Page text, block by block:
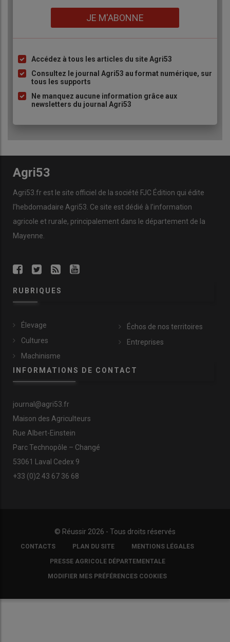
JE M'ABONNE
Liste
à
puce
Accédez à tous les articles du site Agri53
Consultez le journal Agri53 au format numérique, sur
tous les supports
Ne manquez aucune information grâce aux
newsletters du journal Agri53
Agri53
Agri53.fr est le site officiel de la société FJC Édition qui édite
l’hebdomadaire Agri53. Ce site est dédié à l’information
agricole et rurale, principalement dans le département de la
Mayenne.
RUBRIQUES
Élevage
Cultures
Machinisme
Échos de nos territoires
Entreprises
INFORMATIONS DE CONTACT
journal@agri53.fr
Maison des Agriculteurs
Rue Albert-Einstein
Parc Technopôle – Changé
53061 Laval Cedex 9
+33 (0)2 43 67 36 68
© Réussir 2026 - Tous droits réservés
FOOTER
COPYRIGHT
CONTACTS PLAN DU SITE MENTIONS LÉGALES
PRESSE AGRICOLE DÉPARTEMENTALE
MODIFIER MES PRÉFÉRENCES COOKIES